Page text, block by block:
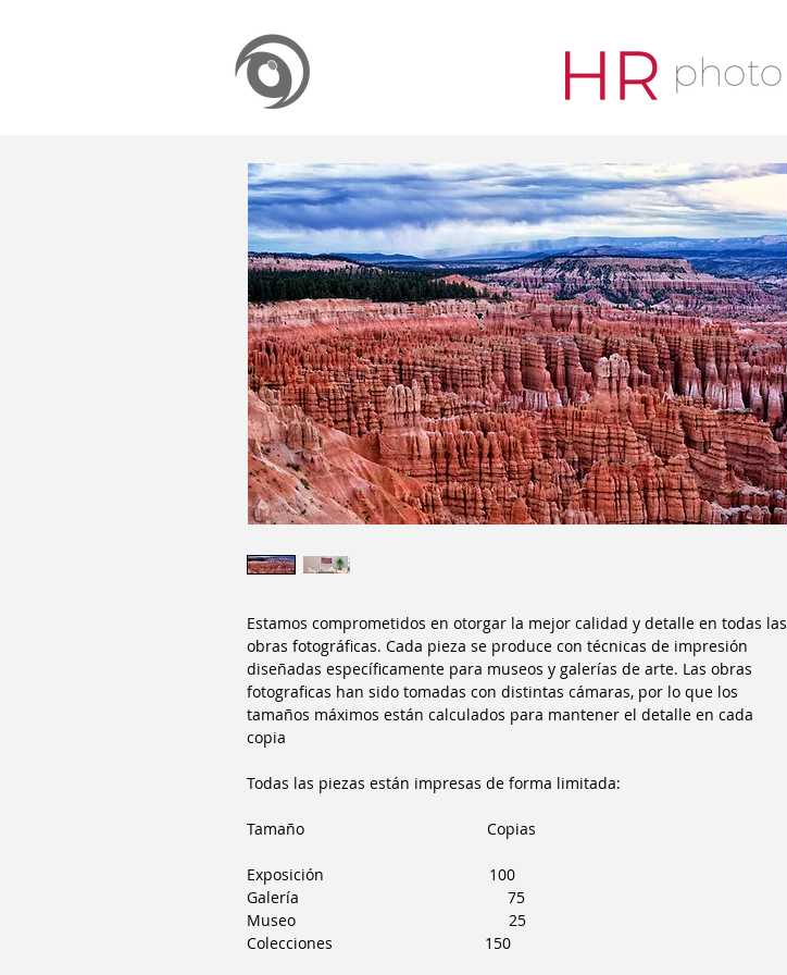
Estamos comprometidos en otorgar la mejor calidad y detalle en todas las
obras fotográficas. Cada pieza se produce con técnicas de impresión
diseñadas específicamente para museos y galerías de arte. Las obras
fotograficas han sido tomadas con distintas cámaras, por lo que los
tamaños máximos están calculados para mantener el detalle en cada
copia
Todas las piezas están impresas de forma limitada:
Tamaño Copias
Exposición 100
Galería 75
Museo 25
Colecciones 150